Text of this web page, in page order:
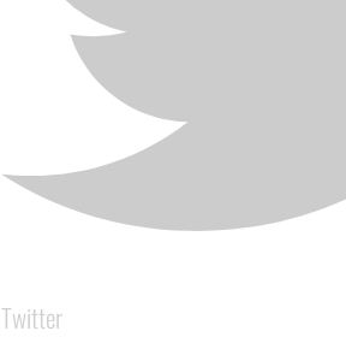
Twitter